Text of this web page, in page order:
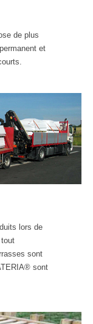
de plus
et
lors de
sont
sont